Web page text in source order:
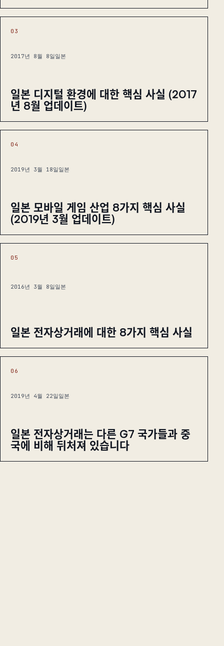
03
2017년 8월 8일일본
일본 디지털 환경에 대한 핵심 사실 (2017
년 8월 업데이트)
04
2019년 3월 18일일본
일본 모바일 게임 산업 8가지 핵심 사실
(2019년 3월 업데이트)
05
2016년 3월 8일일본
일본 전자상거래에 대한 8가지 핵심 사실
06
2019년 4월 22일일본
일본 전자상거래는 다른 G7 국가들과 중
국에 비해 뒤처져 있습니다